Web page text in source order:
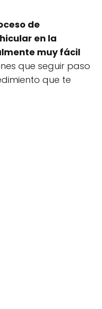
de
en la
muy fácil
que seguir paso
que te